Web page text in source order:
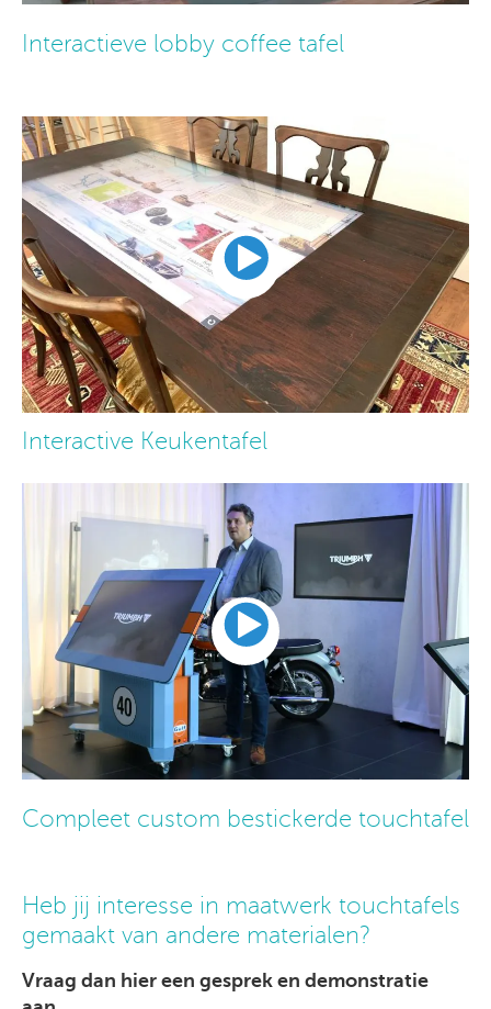
Interactieve lobby coffee tafel
Interactive Keukentafel
Compleet custom bestickerde touchtafel
Heb jij interesse in maatwerk touchtafels
gemaakt van andere materialen?
Vraag dan hier een gesprek en demonstratie